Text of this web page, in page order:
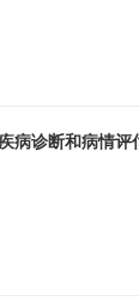
病诊断和病情评